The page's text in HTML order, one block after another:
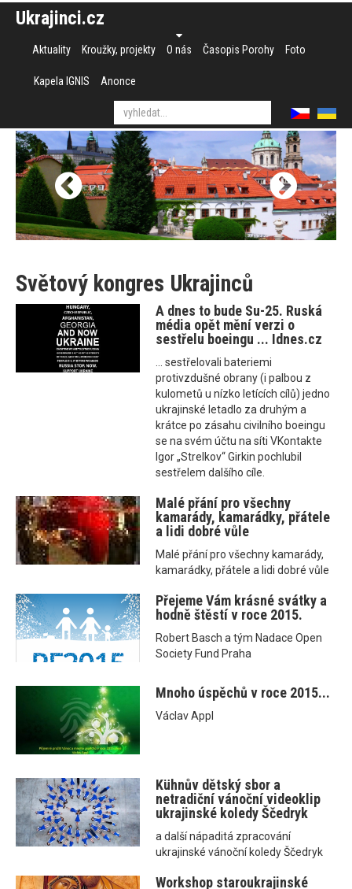
Ukrajinci.cz
Aktuality Kroužky, projekty O nás Časopis Porohy Foto
Kapela IGNIS Anonce
Světový kongres Ukrajinců
A dnes to bude Su-25. Ruská
média opět mění verzi o
sestřelu boeingu ... Idnes.cz
... sestřelovali bateriemi
protivzdušné obrany (i palbou z
kulometů u nízko letících cílů) jedno
ukrajinské letadlo za druhým a
krátce po zásahu civilního boeingu
se na svém účtu na síti VKontakte
Igor „Strelkov“ Girkin pochlubil
sestřelem dalšího cíle.
Malé přání pro všechny
kamarády, kamarádky, přátele
a lidi dobré vůle
Malé přání pro všechny kamarády,
kamarádky, přátele a lidi dobré vůle
Přejeme Vám krásné svátky a
hodně štěstí v roce 2015.
Robert Basch a tým Nadace Open
Society Fund Praha
Mnoho úspěchů v roce 2015...
Václav Appl
Kühnův dětský sbor a
netradiční vánoční videoklip
ukrajinské koledy Ščedryk
a další nápaditá zpracování
ukrajinské vánoční koledy Ščedryk
Workshop staroukrajinské